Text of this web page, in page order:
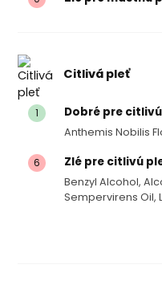
Citlivá pleť
1 Dobré pre
Anthemis Nobilis
6 Zlé pre citlivú
Benzyl Alcohol,
Sempervirens Oil,